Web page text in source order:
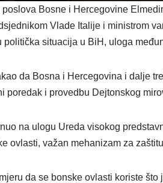
poslova Bosne i Hercegovine
Vlade Italije i ministrom
politička situacija u BiH, uloga
da Bosna i Hercegovina i dalje
poredak i provedbu Dejtonskog
na ulogu Ureda visokog
ovlasti, važan mehanizam za
da se bonske ovlasti koriste